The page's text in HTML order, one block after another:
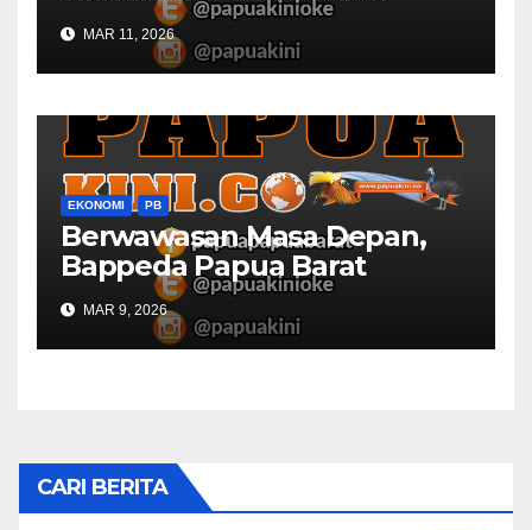
Bersama DPR RI dan
Mendagri di IPDN
MAR 11, 2026
EKONOMI PB
Berwawasan Masa Depan,
Bappeda Papua Barat
Konsultasi Publik RKPD 2027
MAR 9, 2026
CARI BERITA